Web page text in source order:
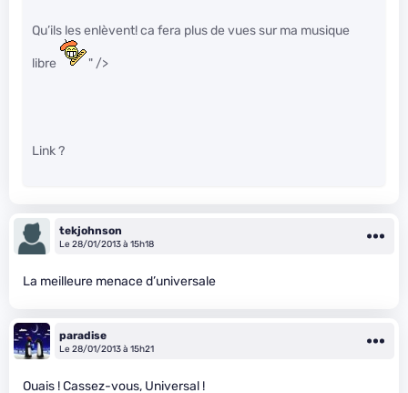
Qu’ils les enlèvent! ca fera plus de vues sur ma musique
libre " />
Link ?
tekjohnson
Le 28/01/2013 à 15h18
La meilleure menace d’universale
paradise
Le 28/01/2013 à 15h21
Ouais ! Cassez-vous, Universal !